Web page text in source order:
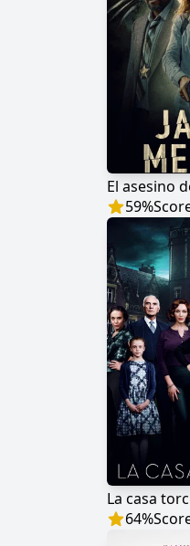
El asesino
59%
La casa
64%